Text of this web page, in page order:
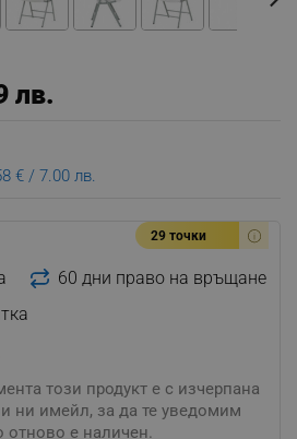
лв.
€ / 7.00 лв.
29 точки
60 дни право на връщане
този продукт е с изчерпана
ни имейл, за да те уведомим
отново е наличен.